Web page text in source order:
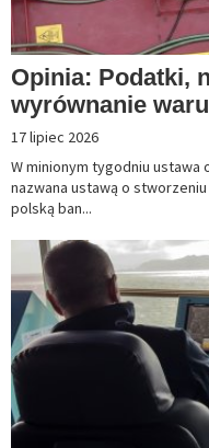
Opinia: Podatki,
wyrównanie
17 lipiec 2026
W minionym tygodniu
nazwana ustawą o
polską ban...